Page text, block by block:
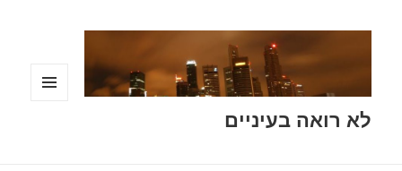
לא רואה בעיניים